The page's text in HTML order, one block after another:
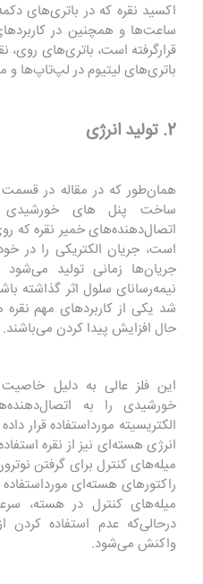
اکسید نقره که در باتری‌های
ساعت‌ها و همچنین در
قرارگرفته است، باتری‌های روی،
باتری‌های لیتیوم در لپ‌تاپ‌ها
2. تولید انرژی
همان‌طور که در مقاله در قسمت
ساخت پنل های خورشیدی
اتصال‌دهنده‌های خمیر نقره
است، جریان الکتریکی را در
جریان‌ها زمانی تولید
نیمه‌رسانای سلول اثر گذاشته
شد یکی از کاربردهای مهم
حال افزایش پیدا کردن می‌باشند.
این فلز عالی به دلیل خاصیت
خورشیدی را به
الکتریسیته مورداستفاده قرار
انرژی هسته‌ای نیز از نقره
میله‌های کنترل برای گرفتن
راکتورهای هسته‌ای
میله‌های کنترل در هسته،
درحالی‌که عدم استفاده
واکنش می‌شود.